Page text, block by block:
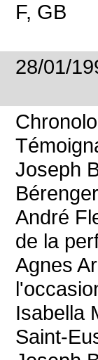
F, GB
28/01/
Joseph
André
de la
Agnes
Isabella
Saint-